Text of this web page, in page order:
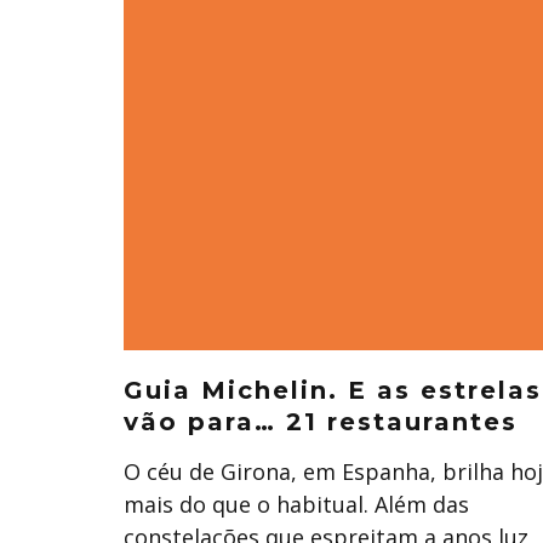
Guia Michelin. E as estrelas
vão para… 21 restaurantes
O céu de Girona, em Espanha, brilha
mais do que o habitual. Além das
constelações que espreitam a anos luz